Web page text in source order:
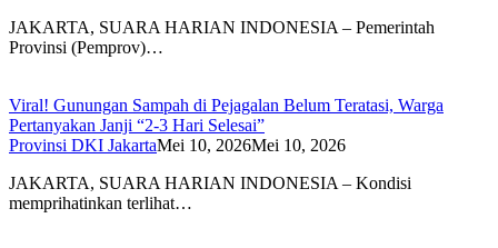
JAKARTA, SUARA HARIAN INDONESIA – Pemerintah
Provinsi (Pemprov)…
Viral! Gunungan Sampah di Pejagalan Belum Teratasi, Warga
Pertanyakan Janji “2-3 Hari Selesai”
Provinsi DKI JakartaMei 10, 2026Mei 10, 2026
JAKARTA, SUARA HARIAN INDONESIA – Kondisi
memprihatinkan terlihat…